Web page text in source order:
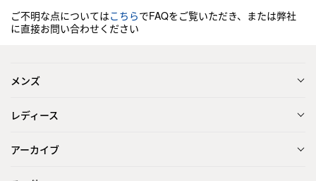
ご不明な点についてはこちらでFAQをご覧いただき、または弊社
に直接お問い合わせください
メンズ
レディース
アーカイブ